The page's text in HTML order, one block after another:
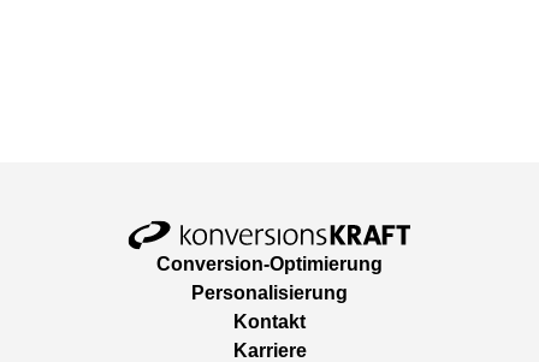
Conversion-Optimierung
Personalisierung
Kontakt
Karriere